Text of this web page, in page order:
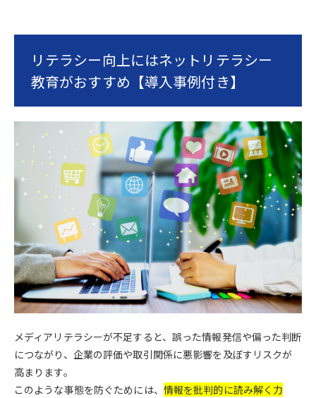
リテラシー向上にはネットリテラシー
教育がおすすめ【導入事例付き】
メディアリテラシーが不足すると、誤った情報発信や偏った判断
につながり、企業の評価や取引関係に悪影響を及ぼすリスクが
高まります。
このような事態を防ぐためには、 情報を批判的に読み解く力